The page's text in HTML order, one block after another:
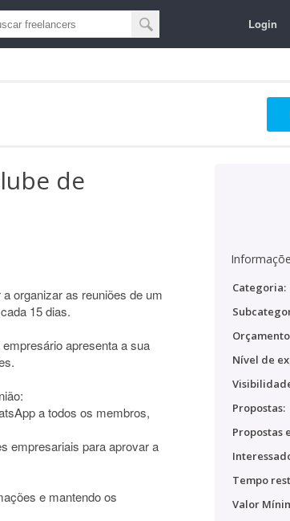
Login
de
organizar as reuniões de um
15 dias.
apresenta a sua
a todos os membros,
empresariais para aprovar a
e mantendo os
Categoria:
Nível de
Propostas:
Propostas
Tempo
Valor